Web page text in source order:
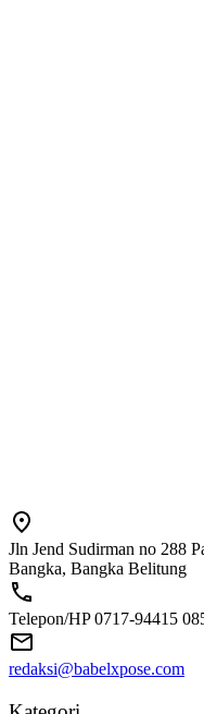
Jln Jend Sudirman no 288
Bangka, Bangka Belitung
Telepon/HP 0717-94415
redaksi@babelxpose.com